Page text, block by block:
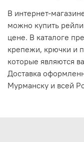
В интернет-
можно купить
цене. В каталоге
крепежи, крючки и
которые являются
Доставка
Мурманску и всей